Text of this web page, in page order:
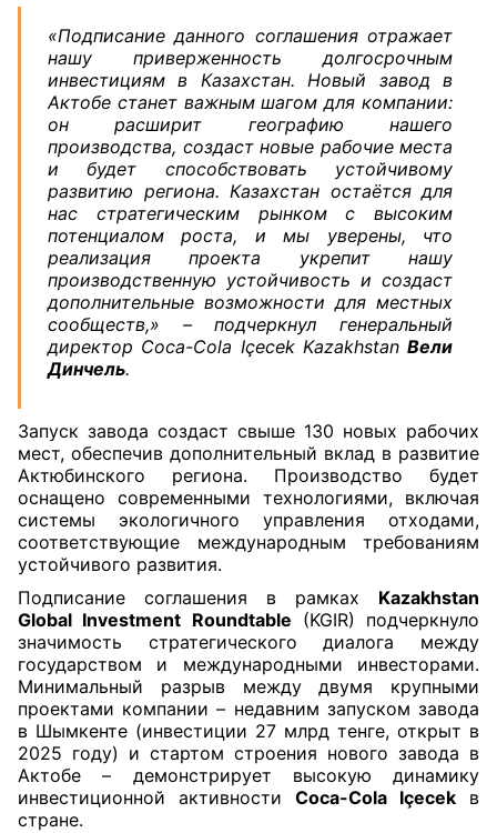
«Подписание данного соглашения отражает
нашу приверженность долгосрочным
инвестициям в Казахстан. Новый завод в
Актобе станет важным шагом для компании:
он расширит географию нашего
производства, создаст новые рабочие места
и будет способствовать устойчивому
развитию региона. Казахстан остаётся для
нас стратегическим рынком с высоким
потенциалом роста, и мы уверены, что
реализация проекта укрепит нашу
производственную устойчивость и создаст
дополнительные возможности для местных
сообществ,» – подчеркнул генеральный
директор Coca-Cola Içecek Kazakhstan Вели
Динчель.
Запуск завода создаст свыше 130 новых рабочих
мест, обеспечив дополнительный вклад в развитие
Актюбинского региона. Производство будет
оснащено современными технологиями, включая
системы экологичного управления отходами,
соответствующие международным требованиям
устойчивого развития.
Подписание соглашения в рамках Kazakhstan
Global Investment Roundtable (KGIR) подчеркнуло
значимость стратегического диалога между
государством и международными инвесторами.
Минимальный разрыв между двумя крупными
проектами компании – недавним запуском завода
в Шымкенте (инвестиции 27 млрд тенге, открыт в
2025 году) и стартом строения нового завода в
Актобе – демонстрирует высокую динамику
инвестиционной активности Coca-Cola Içecek в
стране.